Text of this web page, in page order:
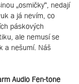
„osmičky“, nedají
a já nevím, co
páskových
ale nemusí se
a nešumí. Náš
Audio Fen-tone